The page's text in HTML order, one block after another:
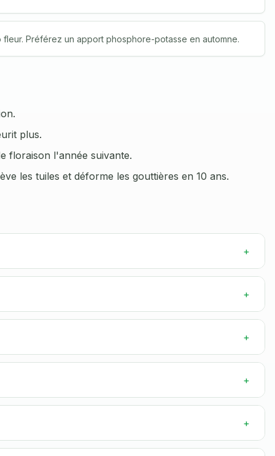
Préférez un apport phosphore-potasse en automne.
plus.
floraison l'année suivante.
les tuiles et déforme les gouttières en 10 ans.
+
+
+
+
+